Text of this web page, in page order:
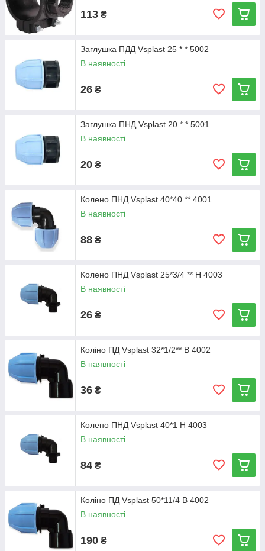
113 ₴
Заглушка ПДД Vsplast 25 * * 5002
В наявності
26 ₴
Заглушка ПНД Vsplast 20 * * 5001
В наявності
20 ₴
Колено ПНД Vsplast 40*40 ** 4001
В наявності
88 ₴
Колено ПНД Vsplast 25*3/4 ** Н 4003
В наявності
26 ₴
Коліно ПД Vsplast 32*1/2** В 4002
В наявності
36 ₴
Колено ПНД Vsplast 40*1 Н 4003
В наявності
84 ₴
Коліно ПД Vsplast 50*11/4 В 4002
В наявності
190 ₴